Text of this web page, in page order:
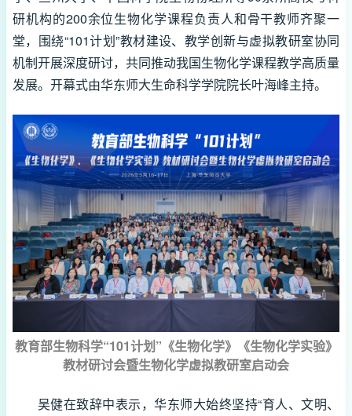
研机构的200余位生物化学课程负责人和骨干教师齐聚一
堂，围绕“101计划”教材建设、教学创新与虚拟教研室协同
机制开展深度研讨，共同推动我国生物化学课程教学高质量
发展。开幕式由华东师大生命科学学院院长叶海峰主持。
教育部生物科学“101计划”《生物化学》《生物化学实验》
教材研讨会暨生物化学虚拟教研室启动会
吴健在致辞中表示，华东师大始终坚持“育人、文明、